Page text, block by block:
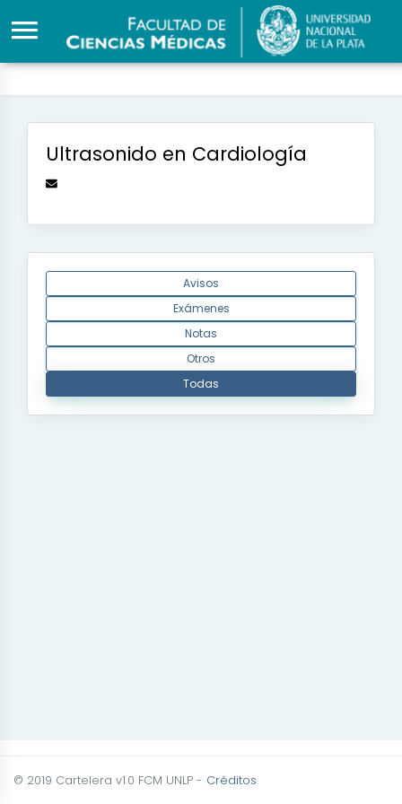
Ultrasonido en Cardiología
Avisos
Exámenes
Notas
Otros
Todas
© 2019 Cartelera v1.0 FCM UNLP - Créditos